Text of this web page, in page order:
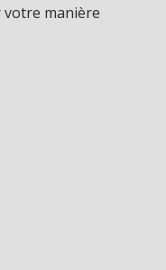
votre manière